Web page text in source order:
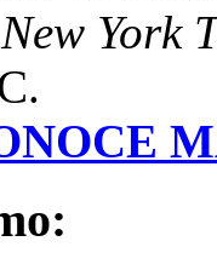
York